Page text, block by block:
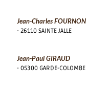
Jean-Charles FOURNON
- 26110 SAINTE JALLE
Jean-Paul GIRAUD
- 05300 GARDE-COLOMBE